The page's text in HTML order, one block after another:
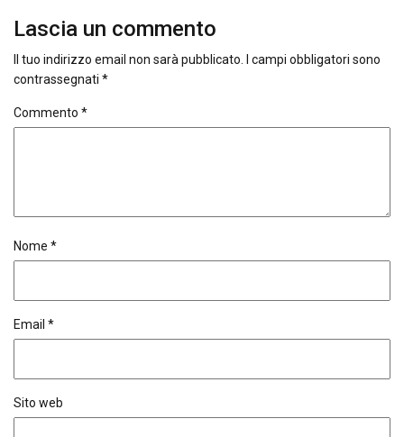
Lascia un commento
Il tuo indirizzo email non sarà pubblicato.
I campi obbligatori sono
contrassegnati *
Commento *
Nome *
Email *
Sito web